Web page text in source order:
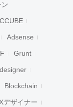
Adsense
Grunt
designer
Blockchain
デザイナー